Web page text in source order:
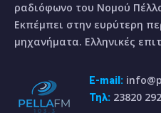
ραδιόφωνο του Νομού
Εκπέμπει στην ευρύτερη
μηχανήματα. Ελληνικές
E-mail:
Τηλ: 23820